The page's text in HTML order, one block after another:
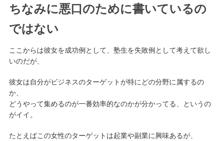
ちなみに悪口のために書いているの
ではない
ここからは彼女を成功例として、塾生を失敗例として考えて欲し
いのだが、
彼女は自分がビジネスのターゲットが特にどの分野に属するの
か、
どうやって集めるのが一番効率的なのかが分かってる、というの
がイイ。
たとえばこの女性のターゲットは起業や副業に興味あるが、